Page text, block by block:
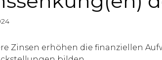
Zinsen erhöhen die finanziellen